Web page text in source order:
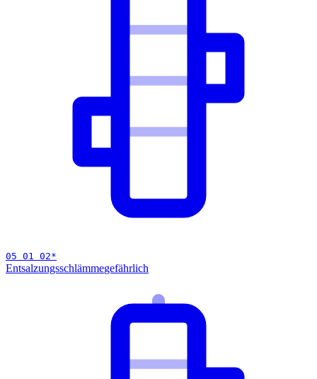
05 01 02*
Entsalzungsschlämmegefährlich